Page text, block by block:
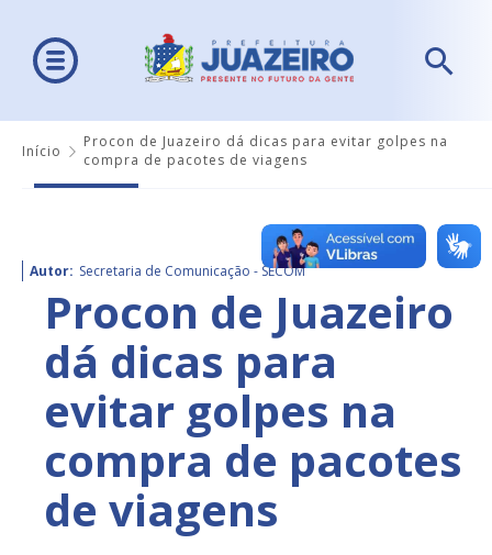
Início
Procon de Juazeiro dá dicas para evitar golpes na
compra de pacotes de viagens
Autor: Secretaria de Comunicação - SECOM
Procon de Juazeiro
dá dicas para
evitar golpes na
compra de pacotes
de viagens